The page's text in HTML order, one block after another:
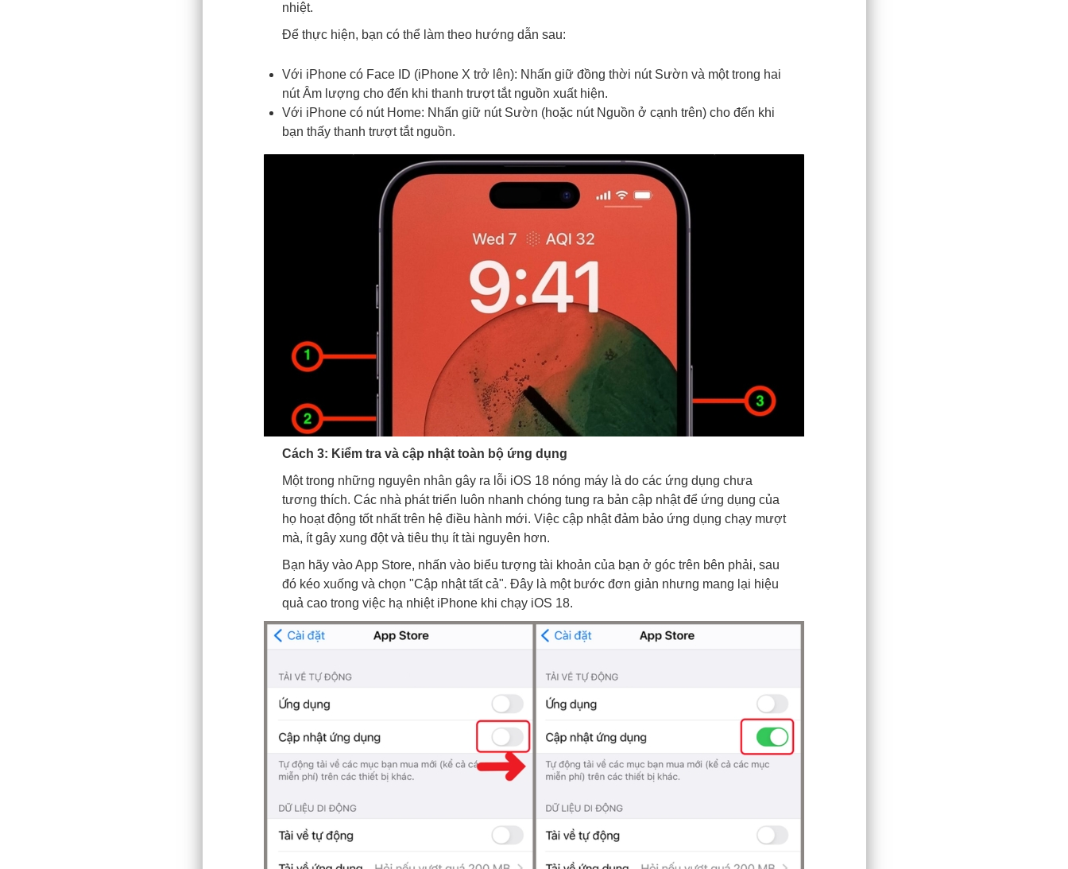
nhiệt.
Để thực hiện, bạn có thể làm theo hướng dẫn sau:
Với iPhone có Face ID (iPhone X trở lên): Nhấn giữ đồng thời nút Sườn và một trong hai
nút Âm lượng cho đến khi thanh trượt tắt nguồn xuất hiện.
Với iPhone có nút Home: Nhấn giữ nút Sườn (hoặc nút Nguồn ở cạnh trên) cho đến khi
bạn thấy thanh trượt tắt nguồn.
Cách 3: Kiểm tra và cập nhật toàn bộ ứng dụng
Một trong những nguyên nhân gây ra lỗi iOS 18 nóng máy là do các ứng dụng chưa
tương thích. Các nhà phát triển luôn nhanh chóng tung ra bản cập nhật để ứng dụng của
họ hoạt động tốt nhất trên hệ điều hành mới. Việc cập nhật đảm bảo ứng dụng chạy mượt
mà, ít gây xung đột và tiêu thụ ít tài nguyên hơn.
Bạn hãy vào App Store, nhấn vào biểu tượng tài khoản của bạn ở góc trên bên phải, sau
đó kéo xuống và chọn "Cập nhật tất cả". Đây là một bước đơn giản nhưng mang lại hiệu
quả cao trong việc hạ nhiệt iPhone khi chạy iOS 18.